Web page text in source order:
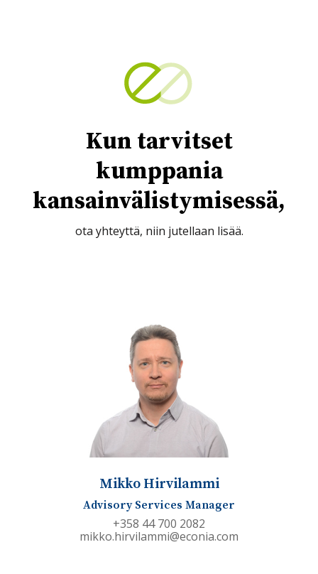
Kun tarvitset
kumppania
kansainvälistymisessä,
ota yhteyttä, niin jutellaan lisää.
Mikko Hirvilammi
Advisory Services Manager
+358 44 700 2082
mikko.hirvilammi@econia.com